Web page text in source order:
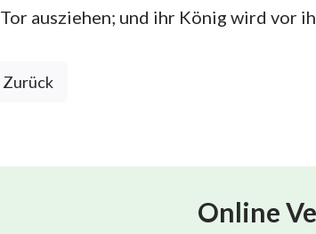
Tor ausziehen; und ihr König wird vor
Zurück
Online